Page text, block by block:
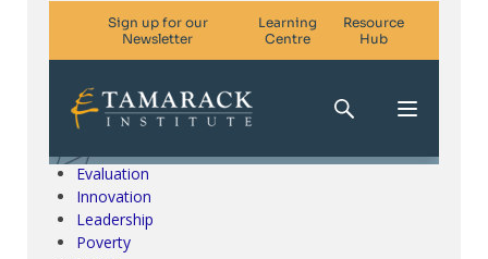
Climate Change & SDGs
Collective Impact
Community Engagement
Evaluation
Innovation
Leadership
Poverty